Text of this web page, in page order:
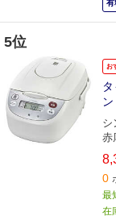
有
5位
お
シ
赤
0
最
在